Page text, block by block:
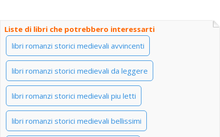
Liste di libri che potrebbero interessarti
libri romanzi storici medievali avvincenti
libri romanzi storici medievali da leggere
libri romanzi storici medievali piu letti
libri romanzi storici medievali bellissimi